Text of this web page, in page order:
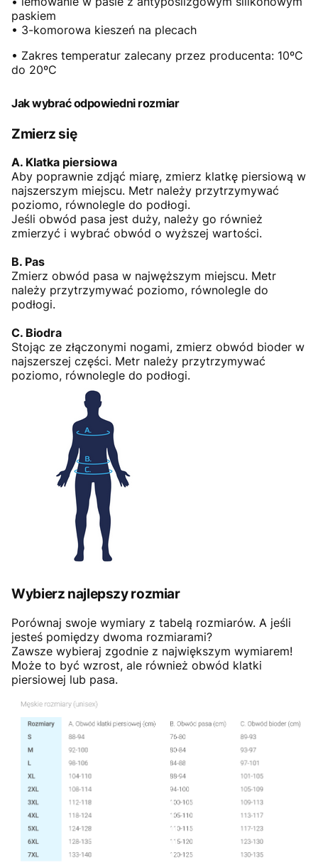
paskiem
• 3-komorowa kieszeń na plecach
• Zakres temperatur zalecany przez producenta: 10ºC
do 20ºC
Jak wybrać odpowiedni rozmiar
Zmierz się
A. Klatka piersiowa
Aby poprawnie zdjąć miarę, zmierz klatkę piersiową w
najszerszym miejscu. Metr należy przytrzymywać
poziomo, równolegle do podłogi.
Jeśli obwód pasa jest duży, należy go również
zmierzyć i wybrać obwód o wyższej wartości.
B. Pas
Zmierz obwód pasa w najwęższym miejscu. Metr
należy przytrzymywać poziomo, równolegle do
podłogi.
C. Biodra
Stojąc ze złączonymi nogami, zmierz obwód bioder w
najszerszej części. Metr należy przytrzymywać
poziomo, równolegle do podłogi.
Wybierz najlepszy rozmiar
Porównaj swoje wymiary z tabelą rozmiarów. A jeśli
jesteś pomiędzy dwoma rozmiarami?
Zawsze wybieraj zgodnie z największym wymiarem!
Może to być wzrost, ale również obwód klatki
piersiowej lub pasa.